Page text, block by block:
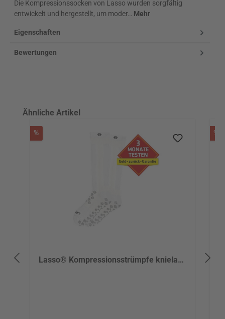
Die Kompressionssocken von Lasso wurden sorgfältig
entwickelt und hergestellt, um moder… Mehr
Eigenschaften
Bewertungen
Produktgalerie überspringen
Ähnliche Artikel
%Rabatt
Lasso® Kompressionsstrümpfe knielang
%